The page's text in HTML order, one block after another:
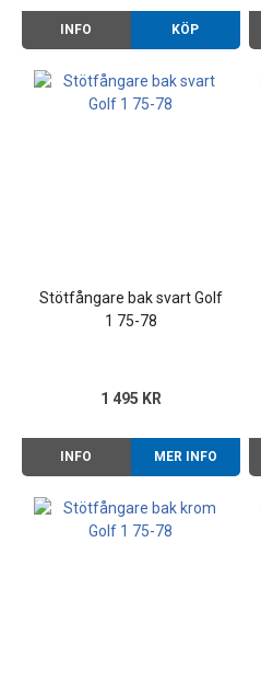
INFO KÖP
Stötfångare bak svart Golf
1 75-78
1 495 KR
INFO MER INFO